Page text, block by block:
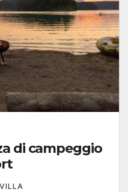
di campeggio